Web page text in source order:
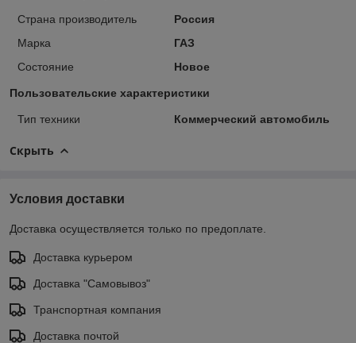
Страна производитель
Россия
Марка
ГАЗ
Состояние
Новое
Пользовательские характеристики
Тип техники Коммерческий автомобиль
Скрыть
Условия доставки
Доставка осуществляется только по предоплате.
Доставка курьером
Доставка "Самовывоз"
Транспортная компания
Доставка почтой